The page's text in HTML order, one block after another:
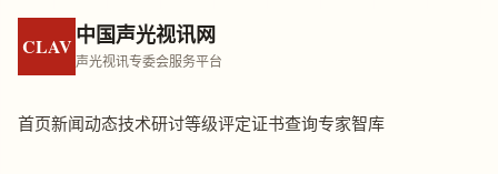
CLAV 中国声光视讯网
声光视讯专委会服务平台
首页新闻动态技术研讨等级评定证书查询专家智库